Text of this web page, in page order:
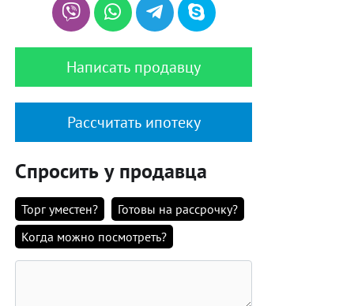
Написать продавцу
Рассчитать ипотеку
Спросить у продавца
Торг уместен?
Готовы на рассрочку?
Когда можно посмотреть?